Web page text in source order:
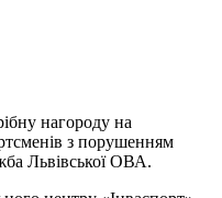
нагороду на
з порушенням
Львівської ОВА.